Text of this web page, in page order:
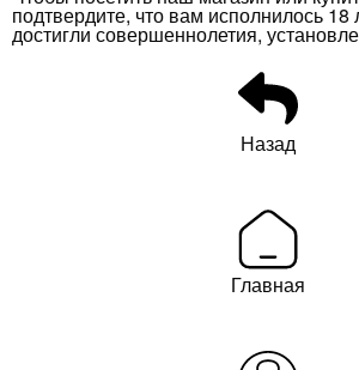
подтвердите, что вам исполнилось 18
достигли совершеннолетия,
Назад
Главная